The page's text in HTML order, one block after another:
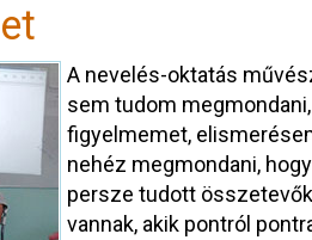
A nevelés-oktatás
sem tudom
figyelmemet,
nehéz megmondani,
persze tudott
vannak, akik pontról